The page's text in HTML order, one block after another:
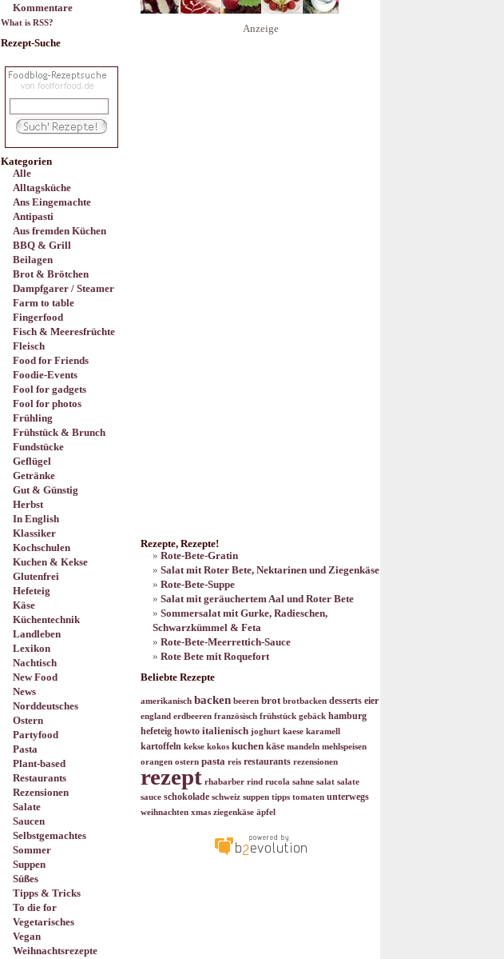
Kommentare
What is RSS?
Rezept-Suche
Kategorien
Alle
Alltagsküche
Ans Eingemachte
Antipasti
Aus fremden Küchen
BBQ & Grill
Beilagen
Brot & Brötchen
Dampfgarer / Steamer
Farm to table
Fingerfood
Fisch & Meeresfrüchte
Fleisch
Food for Friends
Foodie-Events
Fool for gadgets
Fool for photos
Frühling
Frühstück & Brunch
Fundstücke
Geflügel
Getränke
Gut & Günstig
Herbst
In English
Klassiker
Kochschulen
Kuchen & Kekse
Glutenfrei
Hefeteig
Käse
Küchentechnik
Landleben
Lexikon
Nachtisch
New Food
News
Norddeutsches
Ostern
Partyfood
Pasta
Plant-based
Restaurants
Rezensionen
Salate
Saucen
Selbstgemachtes
Sommer
Suppen
Süßes
Tipps & Tricks
To die for
Vegetarisches
Vegan
Weihnachtsrezepte
Anzeige
Rezepte, Rezepte!
Rote-Bete-Gratin
Salat mit Roter Bete, Nektarinen und Ziegenkäse
Rote-Bete-Suppe
Salat mit geräuchertem Aal und Roter Bete
Sommersalat mit Gurke, Radieschen,
Schwarzkümmel & Feta
Rote-Bete-Meerrettich-Sauce
Rote Bete mit Roquefort
Beliebte Rezepte
amerikanisch backen beeren brot brotbacken desserts eier
england erdbeeren französisch frühstück gebäck hamburg
hefeteig howto italienisch joghurt kaese karamell
kartoffeln kekse kokos kuchen käse mandeln mehlspeisen
orangen ostern pasta reis restaurants rezensionen
rezept rhabarber rind rucola sahne salat salate
sauce schokolade schweiz suppen tipps tomaten unterwegs
weihnachten xmas ziegenkäse äpfel